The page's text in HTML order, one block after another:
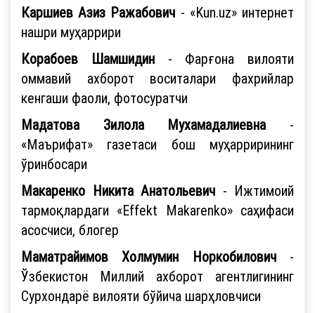
Каршиев Азиз Ражабович - «Kun.uz» интернет
нашри муҳаррири
Корабоев Шамшидин- Фарғона вилояти
оммавий ахборот воситалари фахрийлар
кенгаши фаоли, фотосуратчи
Мадатова Зилола Мухамадалиевна-
«Маърифат» газетаси бош муҳаррирининг
ўринбосари
Макаренко Никита Анатольевич - Ижтимоий
тармоқлардаги «Effekt Makarenko» саҳифаси
асосчиси, блогер
Маматрайимов Холмумин Норкобилович-
Ўзбекистон Миллий ахборот агентлигининг
Сурхондарё вилояти бўйича шарҳловчиси